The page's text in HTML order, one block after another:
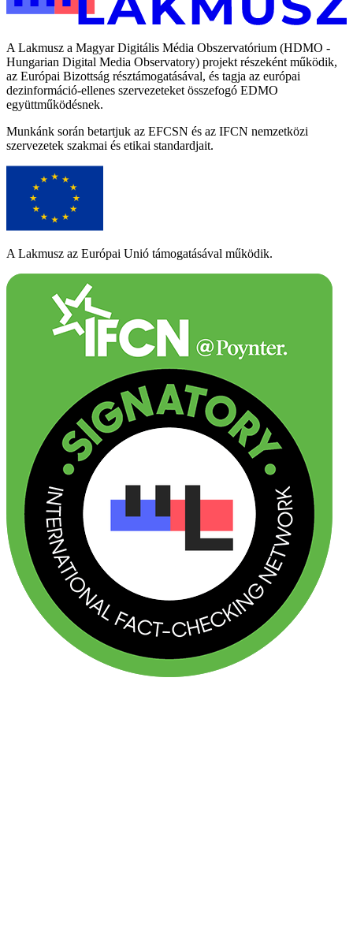
A Lakmusz a Magyar Digitális Média Obszervatórium (HDMO -
Hungarian Digital Media Observatory) projekt részeként működik,
az Európai Bizottság résztámogatásával, és tagja az európai
dezinformáció-ellenes szervezeteket összefogó EDMO
együttműködésnek.
Munkánk során betartjuk az EFCSN és az IFCN nemzetközi
szervezetek szakmai és etikai standardjait.
A Lakmusz az Európai Unió támogatásával működik.